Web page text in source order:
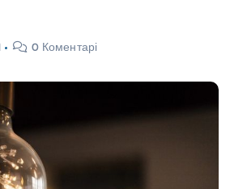
0 Коментарі